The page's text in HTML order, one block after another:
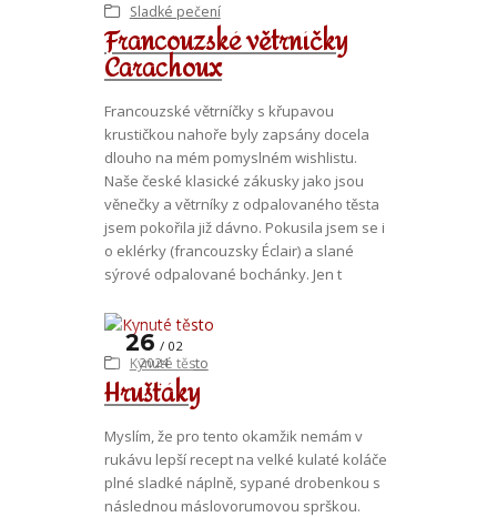
Francouzské větrníčky
Carachoux
Sladké pečení
Francouzské větrníčky s křupavou
krustičkou nahoře byly zapsány docela
dlouho na mém pomyslném wishlistu.
Naše české klasické zákusky jako jsou
věnečky a větrníky z odpalovaného těsta
jsem pokořila již dávno. Pokusila jsem se i
o eklérky (francouzsky Éclair) a slané
sýrové odpalované bochánky. Jen t
Hrušťáky
26
02
2024
Kynuté těsto
Myslím, že pro tento okamžik nemám v
rukávu lepší recept na velké kulaté koláče
plné sladké náplně, sypané drobenkou s
následnou máslovorumovou sprškou.